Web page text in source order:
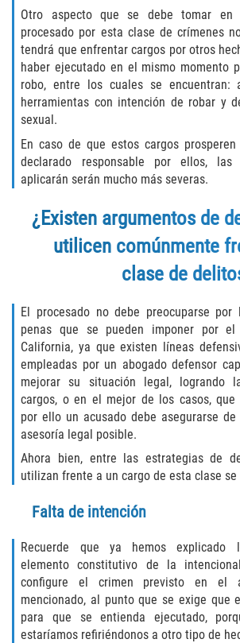
Porno Venganza
Publicar Información
Internet
Sustracción de Menores
Aggravated Trespass
Assault
Assault on a Public Official
Assault with a Deadly
Assault with Caustic
Battery on a Peace Officer
Battery with Serious Bodily
Corporal Injury
Domestic Violence
Child Abuse
Child Endangerment
Otro aspecto que se debe tomar
procesado por esta clase de crímenes
tendrá que enfrentar cargos por otros
haber ejecutado en el mismo momento
robo, entre los cuales se encuentran:
herramientas con intención de robar y
sexual.
En caso de que estos cargos
declarado responsable por ellos,
aplicarán serán mucho más severas.
¿Existen argumentos de
utilicen comúnmente
clase de
El procesado no debe preocuparse
penas que se pueden imponer por
California, ya que existen líneas
empleadas por un abogado defensor
mejorar su situación legal, logrando
cargos, o en el mejor de los casos, que
por ello un acusado debe asegurarse
asesoría legal posible.
Ahora bien, entre las estrategias de
utilizan frente a un cargo de esta clase se
Falta de intención
Recuerde que ya hemos explicado
elemento constitutivo de la
configure el crimen previsto en el
mencionado, al punto que se exige que
para que se entienda ejecutado,
estaríamos refiriéndonos a otro tipo de